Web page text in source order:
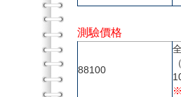
測驗價格
88100